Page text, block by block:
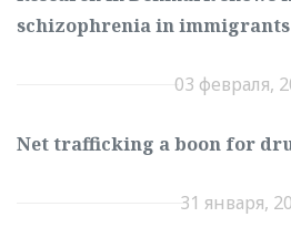
schizophrenia in immigrants
03 февраля,
Net trafficking a boon for
31 января,